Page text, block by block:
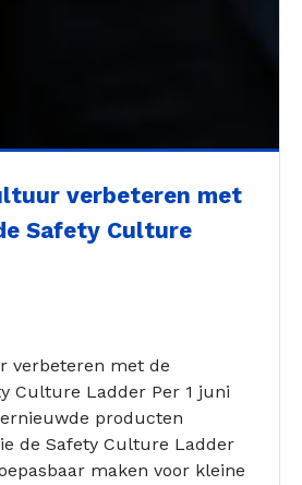
verbeteren met
Safety Culture
verbeteren met de
Culture Ladder Per 1 juni
producten
de Safety Culture Ladder
maken voor kleine